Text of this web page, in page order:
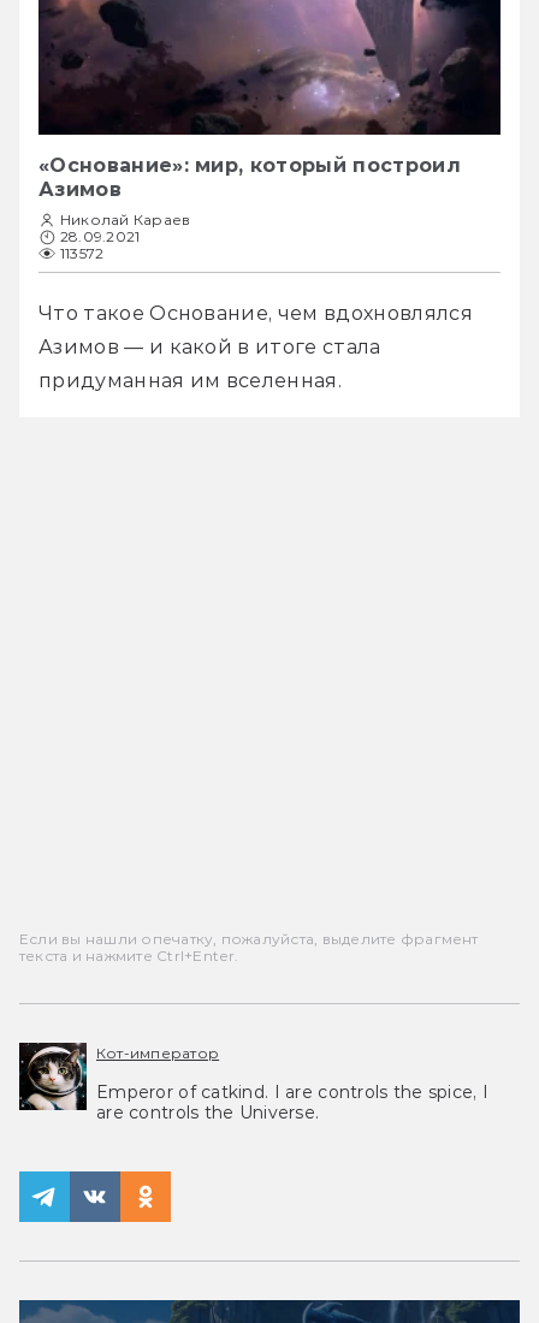
«Основание»: мир, который построил
Азимов
Николай Караев
28.09.2021
113572
Что такое Основание, чем вдохновлялся
Азимов — и какой в итоге стала
придуманная им вселенная.
Если вы нашли опечатку, пожалуйста, выделите фрагмент
текста и нажмите Ctrl+Enter.
Кот-император
Emperor of catkind. I are controls the spice, I
are controls the Universe.